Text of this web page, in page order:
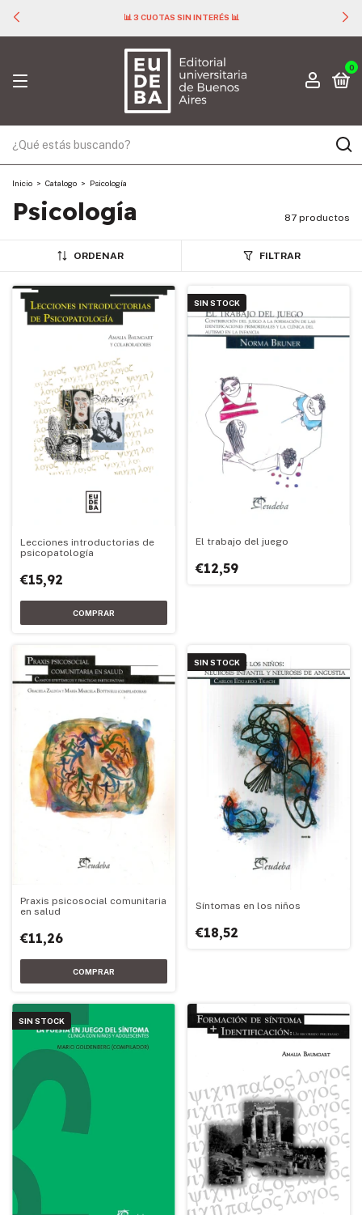
📊 3 CUOTAS SIN INTERÉS 📊
0
Inicio > Catalogo > Psicología
Psicología 87 productos
ORDENAR FILTRAR
Lecciones introductorias de
psicopatología
€15,92
SIN STOCK
El trabajo del juego
€12,59
Praxis psicosocial comunitaria
en salud
€11,26
SIN STOCK
Síntomas en los niños
€18,52
SIN STOCK